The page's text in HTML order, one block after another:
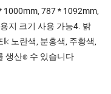
1000mm, 787 * 1092mm,
지 크기 사용 가능4. 밝
노란색, 분홍색, 주황색,
생산𝕠 수 있습니다